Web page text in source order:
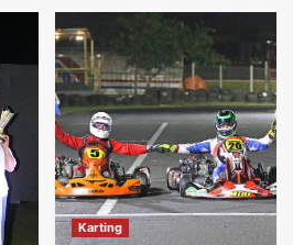
Karting